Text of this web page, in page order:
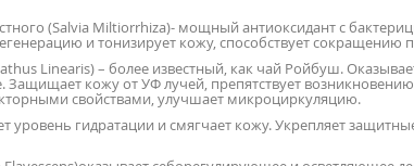
(Salvia Miltiorrhiza)- мощный антиоксидант с
и тонизирует кожу, способствует сокращению
Linearis) – более известный, как чай Ройбуш.
Защищает кожу от УФ лучей, препятствует
свойствами, улучшает микроциркуляцию.
уровень гидратации и смягчает кожу. Укрепляет